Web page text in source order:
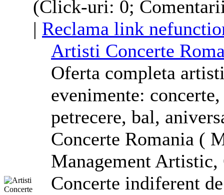
(Click-uri: 0;
| Reclama link
Artisti Concerte
Oferta completa
evenimente:
petrecere, bal,
Concerte Romania (
Management
Concerte indiferent